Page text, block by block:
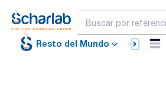
Resto del Mundo